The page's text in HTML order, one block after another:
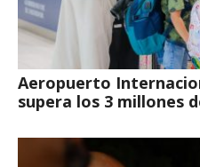
Aeropuerto
supera los 3 millones